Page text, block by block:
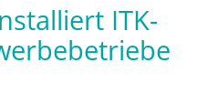
ITK-